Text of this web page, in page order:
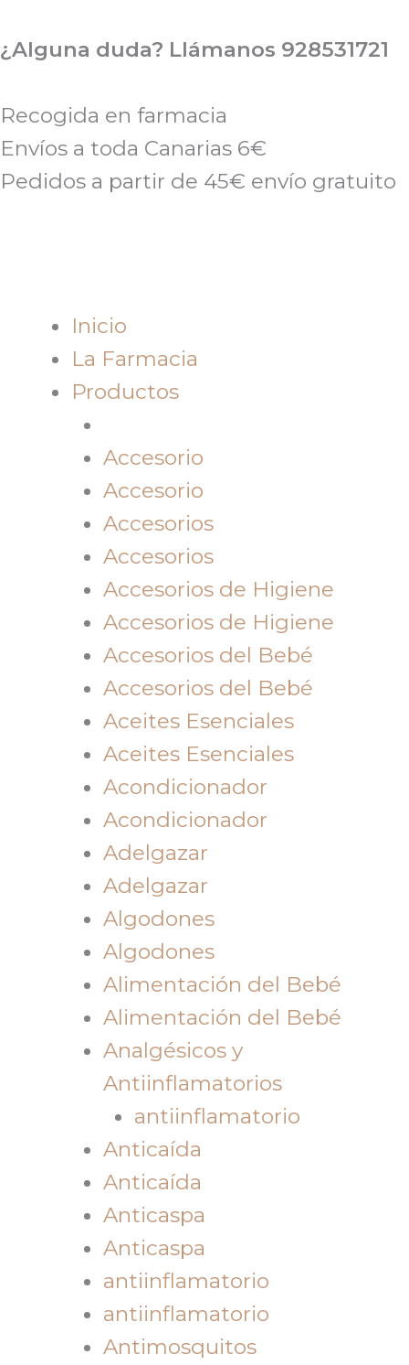
al
¿Alguna duda? Llámanos 928531721
Recogida en farmacia
Envíos a toda Canarias 6€
Pedidos a partir de 45€ envío gratuito
Inicio
La Farmacia
Productos
Accesorio
Accesorio
Accesorios
Accesorios
Accesorios de Higiene
Accesorios de Higiene
Accesorios del Bebé
Accesorios del Bebé
Aceites Esenciales
Aceites Esenciales
Acondicionador
Acondicionador
Adelgazar
Adelgazar
Algodones
Algodones
Alimentación del Bebé
Alimentación del Bebé
Analgésicos y
Antiinflamatorios
antiinflamatorio
Anticaída
Anticaída
Anticaspa
Anticaspa
antiinflamatorio
antiinflamatorio
Antimosquitos